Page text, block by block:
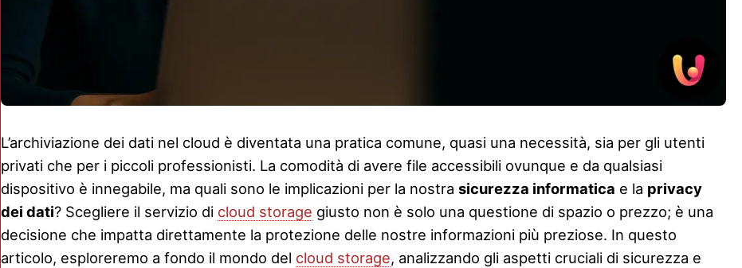
L’archiviazione dei dati nel cloud è diventata una pratica comune, quasi una necessità, sia per gli utenti
privati che per i piccoli professionisti. La comodità di avere file accessibili ovunque e da qualsiasi
dispositivo è innegabile, ma quali sono le implicazioni per la nostrasicurezza informatica e la privacy
dei dati? Scegliere il servizio di cloud storage giusto non è solo una questione di spazio o prezzo; è una
decisione che impatta direttamente la protezione delle nostre informazioni più preziose. In questo
articolo, esploreremo a fondo il mondo del cloud storage, analizzando gli aspetti cruciali di sicurezza e